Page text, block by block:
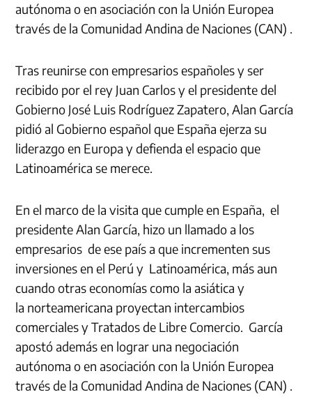
autónoma o en asociación con la Unión Europea
través de la Comunidad Andina de Naciones (CAN) .
Tras reunirse con empresarios españoles y ser
recibido por el rey Juan Carlos y el presidente del
Gobierno José Luis Rodríguez Zapatero, Alan García
pidió al Gobierno español que España ejerza su
liderazgo en Europa y defienda el espacio que
Latinoamérica se merece.
En el marco de la visita que cumple en España, el
presidente Alan García, hizo un llamado a los
empresarios de ese país a que incrementen sus
inversiones en el Perú y Latinoamérica, más aun
cuando otras economías como la asiática y
la norteamericana proyectan intercambios
comerciales y Tratados de Libre Comercio. García
apostó además en lograr una negociación
autónoma o en asociación con la Unión Europea
través de la Comunidad Andina de Naciones (CAN) .